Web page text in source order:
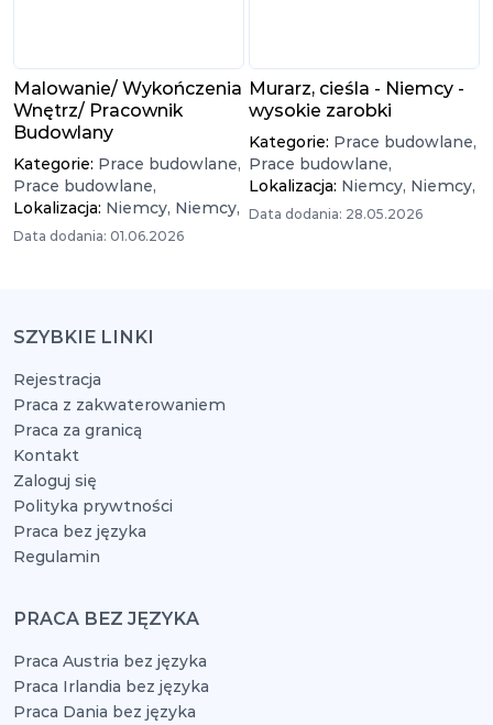
Malowanie/ Wykończenia
Wnętrz/ Pracownik
Budowlany
Kategorie: Prace budowlane,
Prace budowlane,
Lokalizacja: Niemcy, Niemcy,
Data dodania: 01.06.2026
Murarz, cieśla - Niemcy -
wysokie zarobki
Kategorie: Prace budowlane,
Prace budowlane,
Lokalizacja: Niemcy, Niemcy,
Data dodania: 28.05.2026
SZYBKIE LINKI
Rejestracja
Praca z zakwaterowaniem
Praca za granicą
Kontakt
Zaloguj się
Polityka prywtności
Praca bez języka
Regulamin
PRACA BEZ JĘZYKA
Praca Austria bez języka
Praca Irlandia bez języka
Praca Dania bez języka